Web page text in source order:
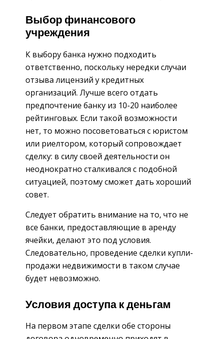
Выбор финансового
учреждения
К выбору банка нужно подходить
ответственно, поскольку нередки случаи
отзыва лицензий у кредитных
организаций. Лучше всего отдать
предпочтение банку из 10-20 наиболее
рейтинговых. Если такой возможности
нет, то можно посоветоваться с юристом
или риелтором, который сопровождает
сделку: в силу своей деятельности он
неоднократно сталкивался с подобной
ситуацией, поэтому сможет дать хороший
совет.
Следует обратить внимание на то, что не
все банки, предоставляющие в аренду
ячейки, делают это под условия.
Следовательно, проведение сделки купли-
продажи недвижимости в таком случае
будет невозможно.
Условия доступа к деньгам
На первом этапе сделки обе стороны